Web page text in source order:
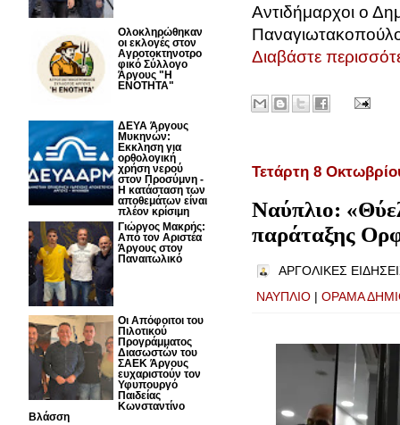
Αντιδήμαρχοι ο
Διαβάστε
Τετάρτη 8
Ναύπλιο:
παράταξης
ΑΡΓΟΛΙΚΕΣ
ΝΑΥΠΛΙΟ
ΟΡΑΜΑ
Ολοκληρώθηκαν
οι εκλογές στον
Αγροτοκτηνοτρο
φικό Σύλλογο
Άργους "Η
ΕΝΟΤΗΤΑ"
ΔΕΥΑ Άργους
Μυκηνών:
Εκκληση για
ορθολογική
χρήση νερού
στον Προσύμνη -
Η κατάσταση των
αποθεμάτων είναι
πλέον κρίσιμη
Γιώργος Μακρής:
Από τον Αριστέα
Άργους στον
Παναιτωλικό
Οι Απόφοιτοι του
Πιλοτικού
Προγράμματος
Διασωστών του
ΣΑΕΚ Άργους
ευχαριστούν τον
Υφυπουργό
Παιδείας
Κωνσταντίνο
Βλάσση